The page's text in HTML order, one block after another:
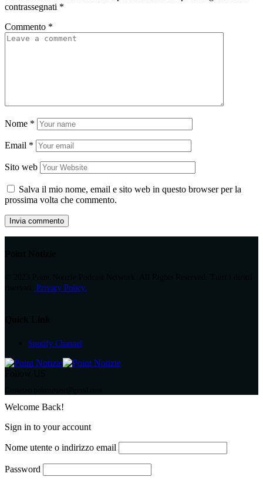
contrassegnati *
Commento *
Nome *
Email *
Sito web
Salva il mio nome, email e sito web in questo browser per la
prossima volta che commento.
Privacy Policy.
Spotify Channel
Welcome Back!
Sign in to your account
Nome utente o indirizzo email
Password